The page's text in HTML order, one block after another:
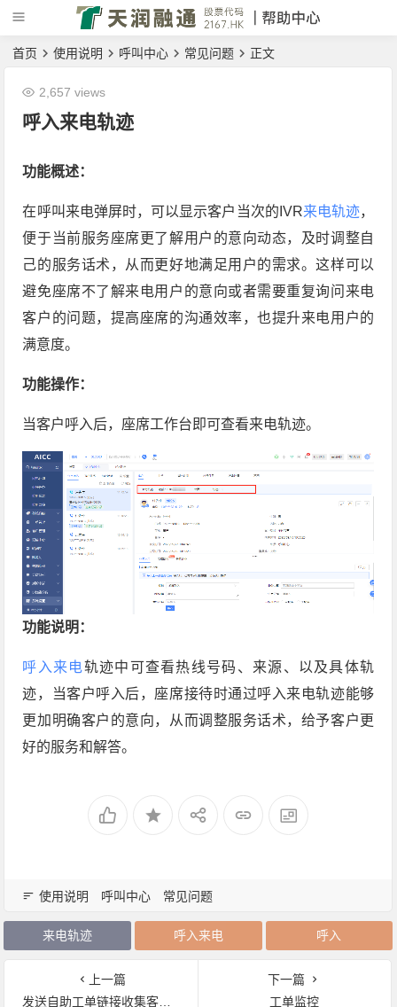
首页 使用说明 呼叫中心 常见问题 正文
呼入来电轨迹
2,657 views
功能概述：
在呼叫来电弹屏时，可以显示客户当次的IVR来电轨迹，
便于当前服务座席更了解用户的意向动态，及时调整自
己的服务话术，从而更好地满足用户的需求。这样可以
避免座席不了解来电用户的意向或者需要重复询问来电
客户的问题，提高座席的沟通效率，也提升来电用户的
满意度。
功能操作：
当客户呼入后，座席工作台即可查看来电轨迹。
功能说明：
呼入来电轨迹中可查看热线号码、来源、以及具体轨
迹，当客户呼入后，座席接待时通过呼入来电轨迹能够
更加明确客户的意向，从而调整服务话术，给予客户更
好的服务和解答。
使用说明 呼叫中心 常见问题
来电轨迹 呼入来电 呼入
上一篇
发送自助工单链接收集客户回复
下一篇
工单监控